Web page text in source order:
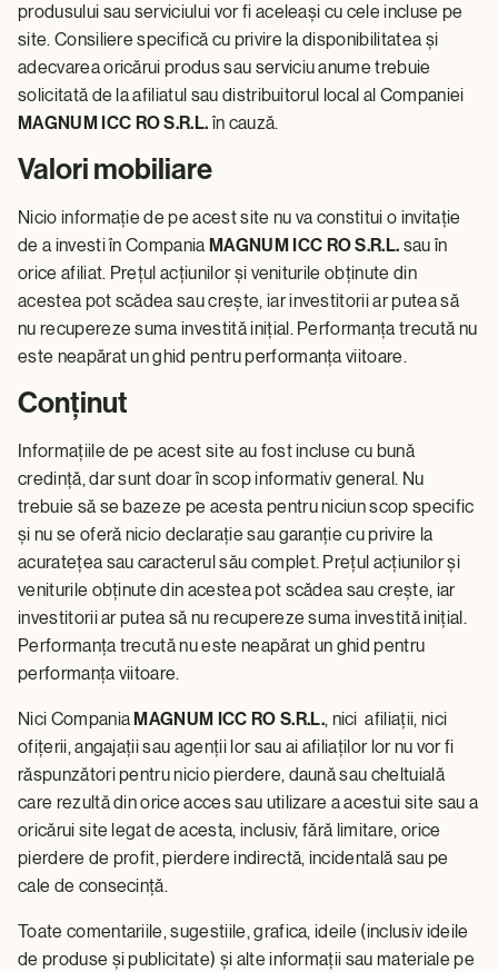
produsului sau serviciului vor fi aceleași cu cele incluse pe
site. Consiliere specifică cu privire la disponibilitatea și
adecvarea oricărui produs sau serviciu anume trebuie
solicitată de la afiliatul sau distribuitorul local al Companiei
MAGNUM ICC RO S.R.L.în cauză.
Valori mobiliare
Nicio informație de pe acest site nu va constitui o invitație
de a investi în Compania MAGNUM ICC RO S.R.L. sau în
orice afiliat. Prețul acțiunilor și veniturile obținute din
acestea pot scădea sau crește, iar investitorii ar putea să
nu recupereze suma investită inițial. Performanța trecută nu
este neapărat un ghid pentru performanța viitoare.
Conținut
Informațiile de pe acest site au fost incluse cu bună
credință, dar sunt doar în scop informativ general. Nu
trebuie să se bazeze pe acesta pentru niciun scop specific
și nu se oferă nicio declarație sau garanție cu privire la
acuratețea sau caracterul său complet. Prețul acțiunilor și
veniturile obținute din acestea pot scădea sau crește, iar
investitorii ar putea să nu recupereze suma investită inițial.
Performanța trecută nu este neapărat un ghid pentru
performanța viitoare.
Nici Compania MAGNUM ICC RO S.R.L., nici afiliații, nici
ofițerii, angajații sau agenții lor sau ai afiliaților lor nu vor fi
răspunzători pentru nicio pierdere, daună sau cheltuială
care rezultă din orice acces sau utilizare a acestui site sau a
oricărui site legat de acesta, inclusiv, fără limitare, orice
pierdere de profit, pierdere indirectă, incidentală sau pe
cale de consecință.
Toate comentariile, sugestiile, grafica, ideile (inclusiv ideile
de produse și publicitate) și alte informații sau materiale pe